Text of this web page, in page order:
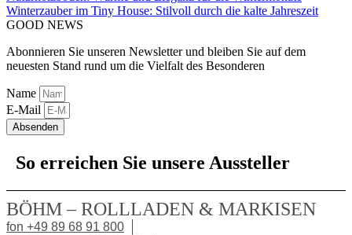
Winterzauber im Tiny House: Stilvoll durch die kalte Jahreszeit
GOOD NEWS
Abonnieren Sie unseren Newsletter und bleiben Sie auf dem
neuesten Stand rund um die Vielfalt des Besonderen
Name
E-Mail
Absenden
So erreichen Sie unsere Aussteller
BÖHM – ROLLLADEN & MARKISEN
fon +49 89 68 91 800